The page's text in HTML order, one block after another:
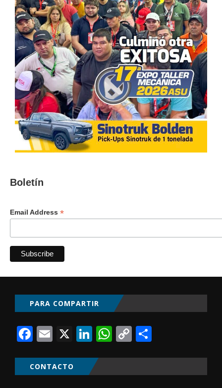
Boletín
Email Address *
PARA COMPARTIR
Facebook
Email
X LinkedIn
WhatsApp
Copy
CONTACTO